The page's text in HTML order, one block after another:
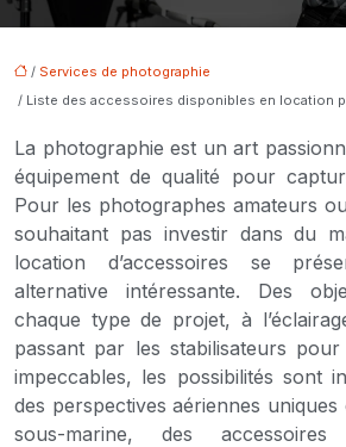
/ Services de photographie
/ Liste des accessoires disponibles en location
La photographie est un art
équipement de qualité pour
Pour les photographes amateurs
souhaitant pas investir dans du
location d’accessoires se
alternative intéressante. Des
chaque type de projet, à
passant par les stabilisateurs
impeccables, les possibilités sont
des perspectives aériennes
sous-marine, des